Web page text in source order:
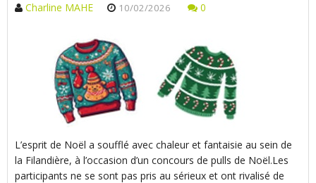
Charline MAHE 10/02/2026 0
L’esprit de Noël a soufflé avec chaleur et fantaisie au sein de
la Filandière, à l’occasion d’un concours de pulls de Noël.Les
participants ne se sont pas pris au sérieux et ont rivalisé de